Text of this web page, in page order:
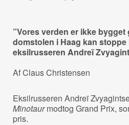
”Vores verden er ikke
domstolen i Haag kan
eksilrusseren Andreï
Af Claus Christensen
Eksilrusseren Andreï
Minotaurmodtog Grand Prix,
pris.